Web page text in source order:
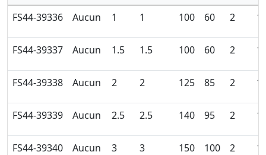
FS44-39336
Aucun 1 1 100 60 2 1
FS44-39337 Aucun 1.5 1.5 100 60 2 1
FS44-39338 Aucun 2 2 125 85 2 1
FS44-39339 Aucun 2.5 2.5 140 95 2 1
FS44-39340 Aucun 3 3 150 100 2 1